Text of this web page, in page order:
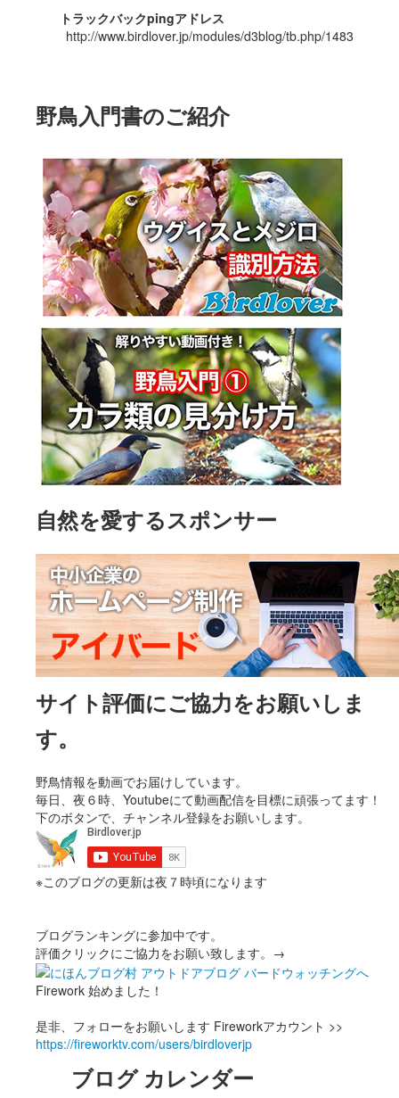
トラックバックpingアドレス
http://www.birdlover.jp/modules/d3blog/tb.php/1483
野鳥入門書のご紹介
自然を愛するスポンサー
サイト評価にご協力をお願いしま
す。
野鳥情報を動画でお届けしています。
毎日、夜６時、Youtubeにて動画配信を目標に頑張ってます！
下のボタンで、チャンネル登録をお願いします。
※このブログの更新は夜７時頃になります
ブログランキングに参加中です。
評価クリックにご協力をお願い致します。→
Firework 始めました！
是非、フォローをお願いします Fireworkアカウント >>
https://fireworktv.com/users/birdloverjp
ブログ カレンダー